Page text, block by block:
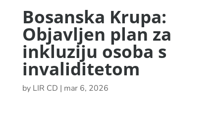
Bosanska Krupa:
Objavljen plan za
inkluziju osoba s
invaliditetom
by LIR CD | mar 6, 2026